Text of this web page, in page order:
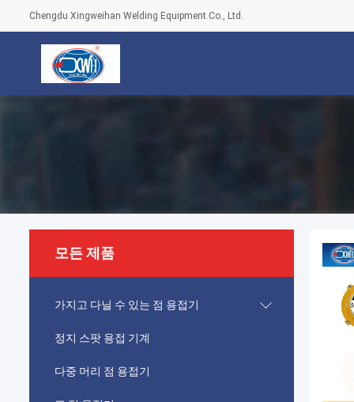
Chengdu Xingweihan Welding Equipment Co., Ltd.
모든 제품
가지고 다닐 수 있는 점 용접기
정지 스팟 용접 기계
다중 머리 점 용접기